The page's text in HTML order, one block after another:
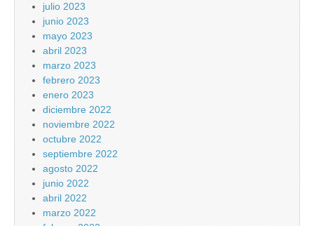
julio 2023
junio 2023
mayo 2023
abril 2023
marzo 2023
febrero 2023
enero 2023
diciembre 2022
noviembre 2022
octubre 2022
septiembre 2022
agosto 2022
junio 2022
abril 2022
marzo 2022